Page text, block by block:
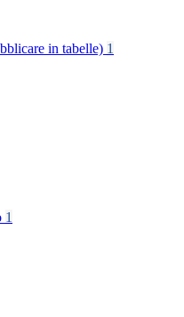
in tabelle) 1
1